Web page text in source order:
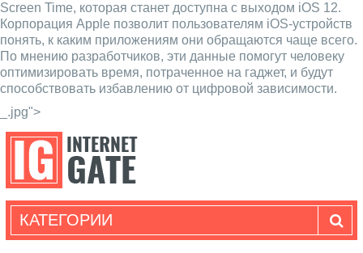
Screen Time, которая станет доступна с выходом iOS 12.
Корпорация Apple позволит пользователям iOS-устройств
понять, к каким приложениям они обращаются чаще всего.
По мнению разработчиков, эти данные помогут человеку
оптимизировать время, потраченное на гаджет, и будут
способствовать избавлению от цифровой зависимости.
_.jpg">
КАТЕГОРИИ